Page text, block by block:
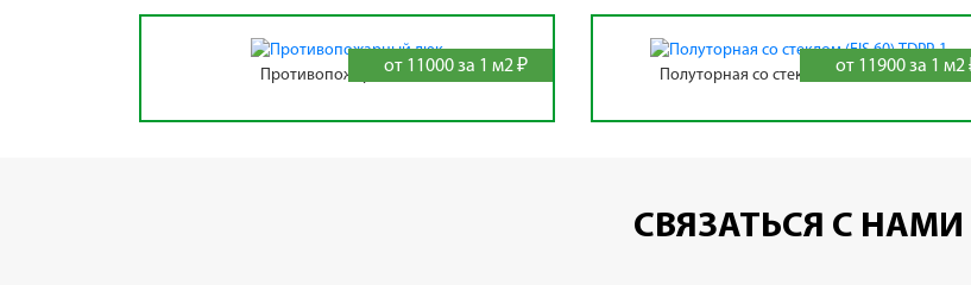
от 11000 за 1 м2 ₽
Противопожарный люк от 11900 за 1 м2
Полуторная со стеклом (EIS 60) TDPP-1
СВЯЗАТЬСЯ С НАМИ